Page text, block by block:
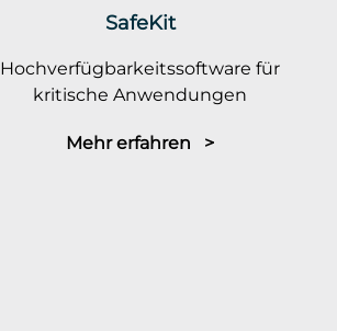
SafeKit
Hochverfügbarkeitssoftware für
kritische Anwendungen
Mehr erfahren >